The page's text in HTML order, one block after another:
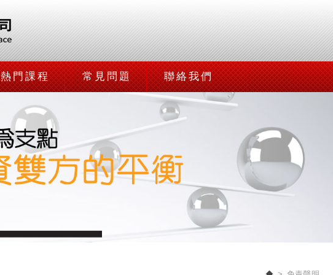
熱門課程 常見問題 聯絡我們